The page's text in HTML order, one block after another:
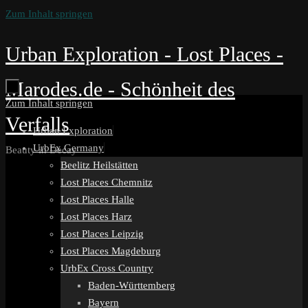
Zum Inhalt springen
Urban Exploration - Lost Places -
Marodes.de - Schönheit des
Verfalls
Beauty in Decay
Zum Inhalt springen
Urban Exploration
UrbEx Germany
Beelitz Heilstätten
Lost Places Chemnitz
Lost Places Halle
Lost Places Harz
Lost Places Leipzig
Lost Places Magdeburg
UrbEx Cross Country
Baden-Württemberg
Bayern